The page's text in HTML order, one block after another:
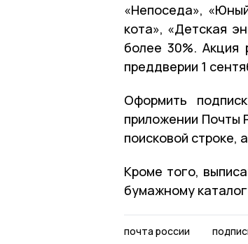
«Непоседа»,
кота», «Детская
более 30%. Акция
преддверии 1
Оформить
приложении Почты
поисковой строке,
Кроме того,
бумажному
почта россии